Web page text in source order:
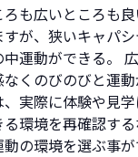
も広いところも
すが、狭いキャパ
中運動ができる。
くのびのびと運動
、実際に体験や見
る環境を再確認す
の環境を選ぶ事が